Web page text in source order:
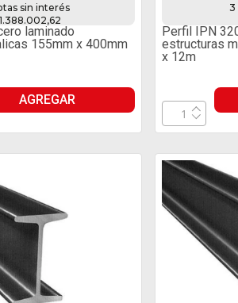
sin interés
laminado
155mm x 400mm
AGREGAR
3
Perfil IPN
estructuras
x 12m